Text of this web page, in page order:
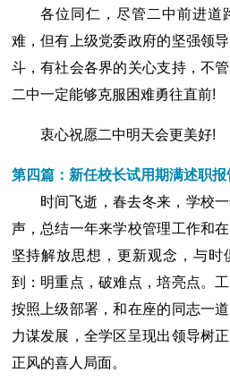
各位同仁，尽管二中前进道
难，但有上级党委政府的坚强领
斗，有社会各界的关心支持，不
二中一定能够克服困难勇往直前!
衷心祝愿二中明天会更美好!
第四篇：新任校长试用期满述职报
时间飞逝，春去冬来，学校
声，总结一年来学校管理工作和
坚持解放思想，更新观念，与
到：明重点，破难点，培亮点。
按照上级部署，和在座的同志一
力谋发展，全学区呈现出领导树
正风的喜人局面。